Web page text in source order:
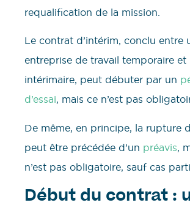
requalification de la mission.
Le contrat d’intérim, conclu entre
entreprise de travail temporaire et
intérimaire, peut débuter par un
d’essai, mais ce n’est pas
De même, en principe, la rupture
peut être précédée d’un préavis,
n’est pas obligatoire, sauf cas
Début du contrat :